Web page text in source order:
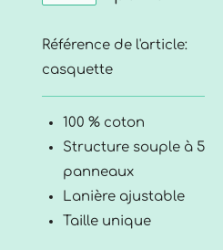
Référence de l'article:
casquette
100 % coton
Structure souple à 5
panneaux
Lanière ajustable
Taille unique